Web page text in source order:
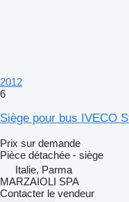
2012
6
Siège pour bus IVECO
Prix sur demande
Pièce détachée - siège
Italie, Parma
MARZAIOLI SPA
Contacter le vendeur